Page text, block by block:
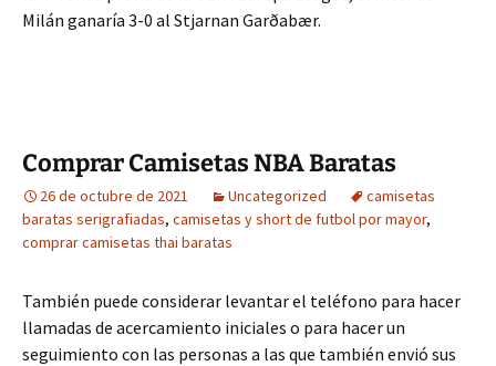
Milán ganaría 3-0 al Stjarnan Garðabær.
Comprar Camisetas NBA Baratas
26 de octubre de 2021 Uncategorized
camisetas
baratas serigrafiadas, camisetas y short de futbol por mayor,
comprar camisetas thai baratas
También puede considerar levantar el teléfono para hacer
llamadas de acercamiento iniciales o para hacer un
seguimiento con las personas a las que también envió sus